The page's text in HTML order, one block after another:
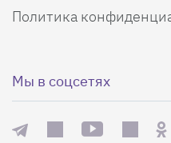
Политика
Мы в соцсетях